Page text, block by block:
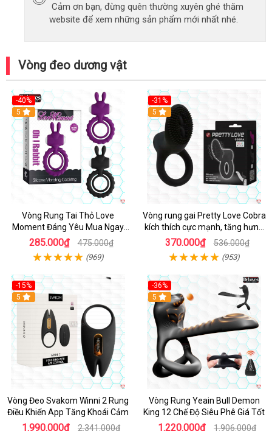
Cảm ơn bạn, đừng quên thường xuyên ghé thăm
website để xem những sản phẩm mới nhất nhé.
Vòng đeo dương vật
-40%
5
Vòng Rung Tai Thỏ Love
Moment Đáng Yêu Mua Ngay
Giá Tốt
285.000₫ 475.000₫
(969)
-31%
5
Vòng rung gai Pretty Love Cobra
kích thích cực mạnh, tăng hưng
phấn
370.000₫ 536.000₫
(953)
-15%
Hot
5
Vòng Đeo Svakom Winni 2 Rung
Điều Khiển App Tăng Khoái Cảm
1.990.000₫ 2.341.000₫
-36%
Hot
5
Vòng Rung Yeain Bull Demon
King 12 Chế Độ Siêu Phê Giá Tốt
1.220.000₫ 1.906.000₫